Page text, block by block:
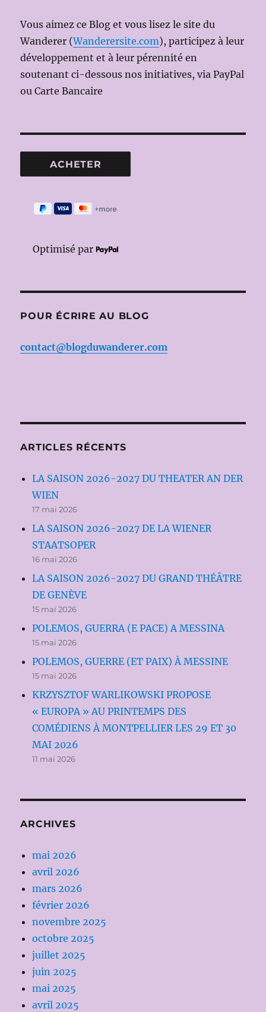
Vous aimez ce Blog et vous lisez le site du
Wanderer (Wanderersite.com), participez à leur
développement et à leur pérennité en
soutenant ci-dessous nos initiatives, via PayPal
ou Carte Bancaire
Optimisé par
POUR ÉCRIRE AU BLOG
contact@blogduwanderer.com
ARTICLES RÉCENTS
LA SAISON 2026-2027 DU THEATER AN DER
WIEN
17 mai 2026
LA SAISON 2026-2027 DE LA WIENER
STAATSOPER
16 mai 2026
LA SAISON 2026-2027 DU GRAND THÉÂTRE
DE GENÈVE
15 mai 2026
POLEMOS, GUERRA (E PACE) A MESSINA
15 mai 2026
POLEMOS, GUERRE (ET PAIX) À MESSINE
15 mai 2026
KRZYSZTOF WARLIKOWSKI PROPOSE
« EUROPA » AU PRINTEMPS DES
COMÉDIENS À MONTPELLIER LES 29 ET 30
MAI 2026
11 mai 2026
ARCHIVES
mai 2026
avril 2026
mars 2026
février 2026
novembre 2025
octobre 2025
juillet 2025
juin 2025
mai 2025
avril 2025